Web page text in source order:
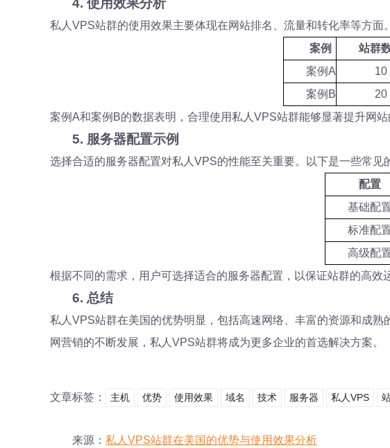
4. 使用效果分析
私人VPS站群的使用效果主要体现在网站排名、流量和转化率等方面
案例
站群
案例A
10
案例B
20
案例A和案例B的数据表明，合理使用私人VPS站群能够显著提升网
5. 服务器配置示例
选择合适的服务器配置对私人VPS的性能至关重要。以下是一些常见
配置
基础配
标准配
高级配
根据不同的需求，用户可选择适合的服务器配置，以保证站群的高效
6. 总结
私人VPS站群在美国的优势明显，包括高速网络、丰富的资源和成
网营销的不断发展，私人VPS站群将成为更多企业的首选解决方案。
文章标签： 主机 优势 使用效果 域名 技术 服务器 私人VPS
来源： 私人VPS站群在美国的优势与使用效果分析